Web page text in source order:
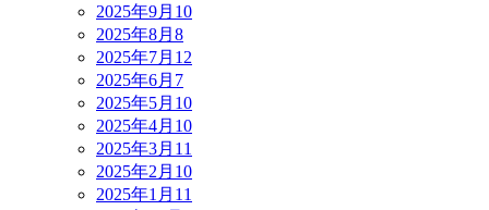
2025年9月 10
2025年8月 8
2025年7月 12
2025年6月 7
2025年5月 10
2025年4月 10
2025年3月 11
2025年2月 10
2025年1月 11